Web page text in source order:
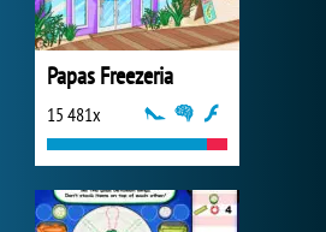
Papas Freezeria
15 481x